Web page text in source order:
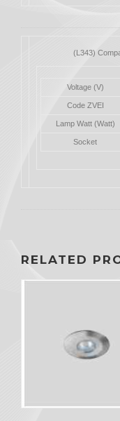
(L343)
Voltage (V)
Code ZVEI
Lamp Watt (Watt)
Socket
RELATED